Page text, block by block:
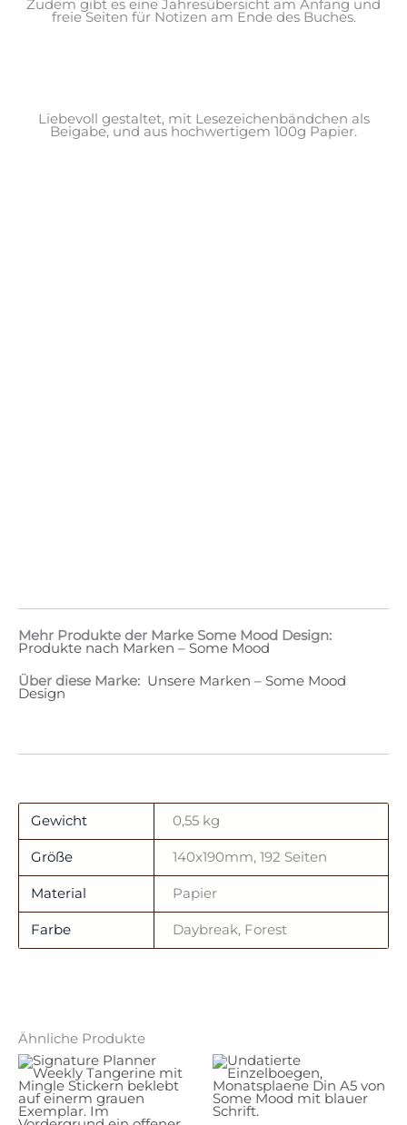
Zudem gibt es eine Jahresübersicht am Anfang und
freie Seiten für Notizen am Ende des Buches.
Liebevoll gestaltet, mit Lesezeichenbändchen als
Beigabe, und aus hochwertigem 100g Papier.
Mehr Produkte der Marke Some Mood Design:
Produkte nach Marken – Some Mood
Über diese Marke: Unsere Marken – Some Mood
Design
Gewicht 0,55 kg
Größe 140x190mm, 192 Seiten
Material Papier
Farbe Daybreak, Forest
Ähnliche Produkte